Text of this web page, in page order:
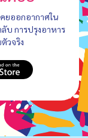
คยออกอากาศใน
บ การปรุงอาหาร
วจริง